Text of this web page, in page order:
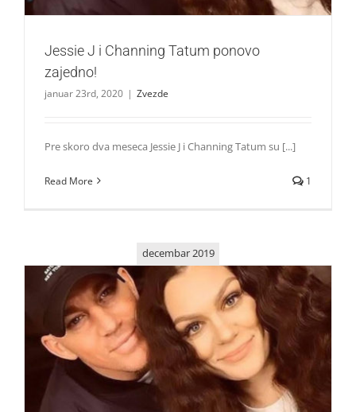
Jessie J i Channing Tatum ponovo
zajedno!
januar 23rd, 2020 | Zvezde
Pre skoro dva meseca Jessie J i Channing Tatum su [...]
Read More 1
decembar 2019
Raskinuli Jessie J i Channing Tatum!
Zvezde